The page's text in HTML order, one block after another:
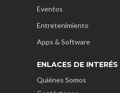
Eventos
Entretenimiento
Apps & Software
ENLACES DE INTERÉS
Quiénes Somos